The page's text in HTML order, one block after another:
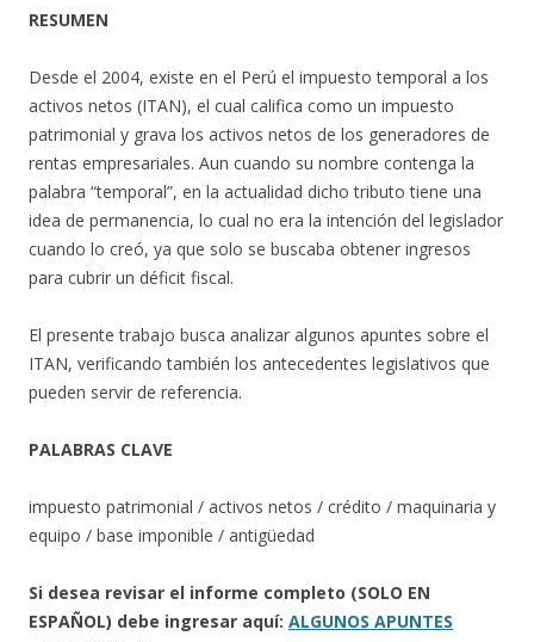
RESUMEN
Desde el 2004, existe en el Perú el impuesto temporal a los
activos netos (ITAN), el cual califica como un impuesto
patrimonial y grava los activos netos de los generadores de
rentas empresariales. Aun cuando su nombre contenga la
palabra “temporal”, en la actualidad dicho tributo tiene una
idea de permanencia, lo cual no era la intención del legislador
cuando lo creó, ya que solo se buscaba obtener ingresos
para cubrir un déficit fiscal.
El presente trabajo busca analizar algunos apuntes sobre el
ITAN, verificando también los antecedentes legislativos que
pueden servir de referencia.
PALABRAS CLAVE
impuesto patrimonial / activos netos / crédito / maquinaria y
equipo / base imponible / antigüedad
Si desea revisar el informe completo (SOLO EN
ESPAÑOL) debe ingresar aquí: ALGUNOS APUNTES